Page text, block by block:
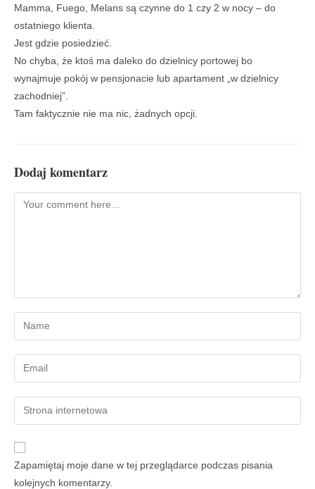
Mamma, Fuego, Melans są czynne do 1 czy 2 w nocy – do
ostatniego klienta.
Jest gdzie posiedzieć.
No chyba, że ktoś ma daleko do dzielnicy portowej bo
wynajmuje pokój w pensjonacie lub apartament „w dzielnicy
zachodniej”.
Tam faktycznie nie ma nic, żadnych opcji.
Dodaj komentarz
Zapamiętaj moje dane w tej przeglądarce podczas pisania
kolejnych komentarzy.